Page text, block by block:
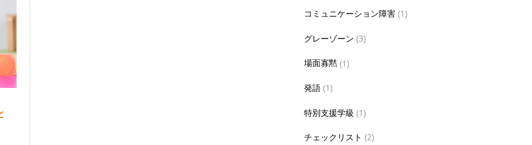
コミュニケーション障害 (1)
グレーゾーン (3)
場面寡黙 (1)
発語 (1)
特別支援学級 (1)
チェックリスト (2)